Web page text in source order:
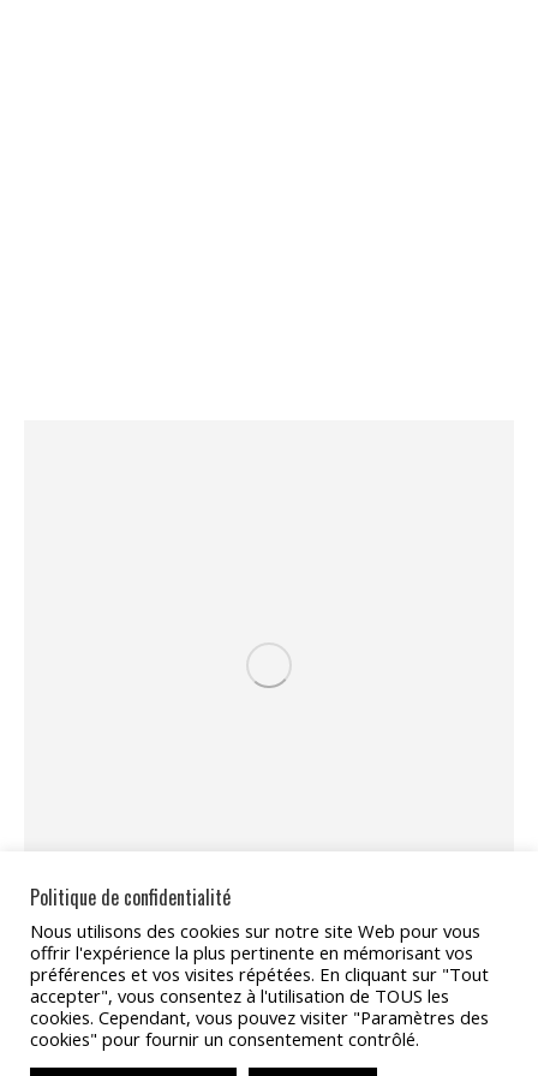
Partager
Partager
sur
Facebook
Partager
sur
X
Partager
sur
Pinterest
Partager
sur
LinkedIn
Partager
sur
Politique de confidentialité
Nous utilisons des cookies sur notre site Web pour vous
offrir l'expérience la plus pertinente en mémorisant vos
préférences et vos visites répétées. En cliquant sur "Tout
accepter", vous consentez à l'utilisation de TOUS les
cookies. Cependant, vous pouvez visiter "Paramètres des
cookies" pour fournir un consentement contrôlé.